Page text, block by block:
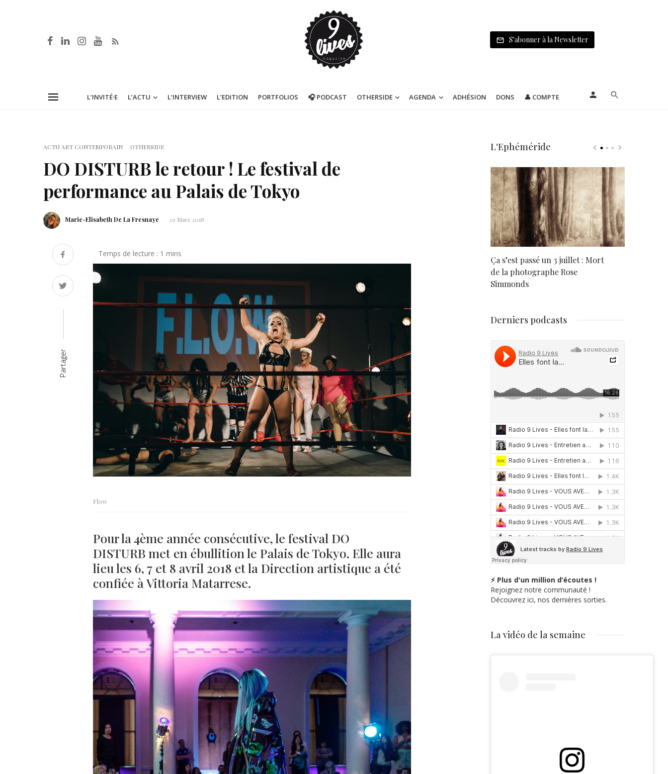
S'abonner à la Newsletter
L’INVITÉ·E L’ACTU L’INTERVIEW L’EDITION PORTFOLIOS 🎧 PODCAST OTHERSIDE AGENDA ADHÉSION DONS 👤 COMPTE
ACTU ART CONTEMPORAIN OTHERSIDE
DO DISTURB le retour ! Le festival de
performance au Palais de Tokyo
Marie-Elisabeth De La Fresnaye 29 Mars 2018
Partager
Flow
Pour la 4ème année consécutive, le festival DO
DISTURB met en ébullition le Palais de Tokyo. Elle aura
lieu les 6, 7 et 8 avril 2018 et la Direction artistique a été
confiée à Vittoria Matarrese.
L'Ephéméride
Ça s’est passé un 3 juillet : Mort
de la photographe Rose
Simmonds
Derniers podcasts
⚡ Plus d'un million d’écoutes !
Rejoignez notre communauté !
Découvrez ici, nos dernières sorties.
La vidéo de la semaine